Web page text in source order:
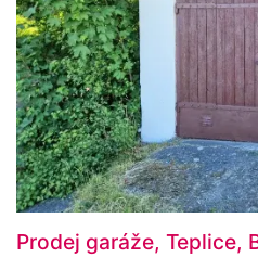
Prodej garáže, Teplice,